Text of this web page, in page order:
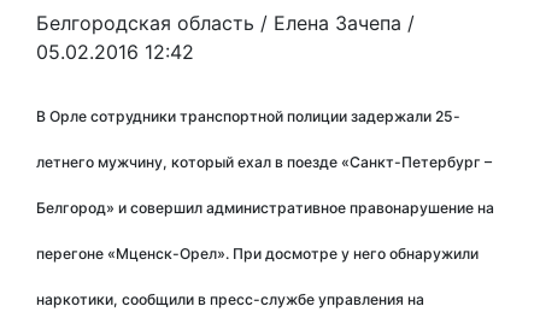
Белгородская область / Елена Зачепа /
05.02.2016 12:42
В Орле сотрудники транспортной полиции задержали 25-
летнего мужчину, который ехал в поезде «Санкт-Петербург –
Белгород» и совершил административное правонарушение на
перегоне «Мценск-Орел». При досмотре у него обнаружили
наркотики, сообщили в пресс-службе управления на